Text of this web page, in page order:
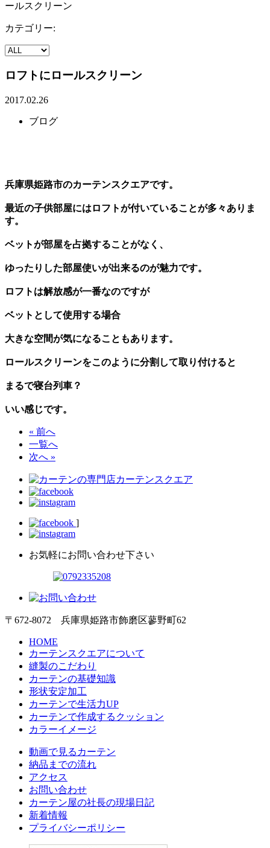
ールスクリーン
カテゴリー:
ロフトにロールスクリーン
2017.02.26
ブログ
兵庫県姫路市のカーテンスクエアです。
最近の子供部屋にはロフトが付いていることが多々ありま
す。
ベットが部屋を占拠することがなく、
ゆったりした部屋使いが出来るのが魅力です。
ロフトは解放感が一番なのですが
ベットとして使用する場合
大きな空間が気になることもあります。
ロールスクリーンをこのように分割して取り付けると
まるで寝台列車？
いい感じです。
« 前へ
一覧へ
次へ »
]
お気軽にお問い合わせ下さい
〒672-8072 兵庫県姫路市飾磨区蓼野町62
HOME
カーテンスクエアについて
縫製のこだわり
カーテンの基礎知識
形状安定加工
カーテンで生活力UP
カーテンで作成するクッション
カラーイメージ
動画で見るカーテン
納品までの流れ
アクセス
お問い合わせ
カーテン屋の社長の現場日記
新着情報
プライバシーポリシー